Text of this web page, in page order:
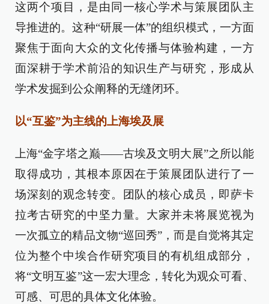
这两个项目，是由同一核心学术与策展团队主
导推进的。这种“研展一体”的组织模式，一方面
聚焦于面向大众的文化传播与体验构建，一方
面深耕于学术前沿的知识生产与研究，形成从
学术发掘到公众阐释的无缝闭环。
以“互鉴”为主线的上海埃及展
上海“金字塔之巅——古埃及文明大展”之所以能
取得成功，其根本原因在于策展团队进行了一
场深刻的观念转变。团队的核心成员，即萨卡
拉考古研究的中坚力量。大家并未将展览视为
一次孤立的精品文物“巡回秀”，而是自觉将其定
位为整个中埃合作研究项目的有机组成部分，
将“文明互鉴”这一宏大理念，转化为观众可看、
可感、可思的具体文化体验。